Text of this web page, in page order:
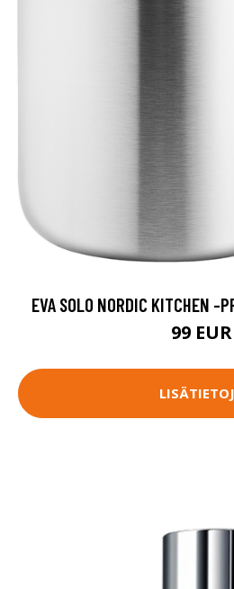
EVA SOLO NORDIC KITCHEN -
99 EUR